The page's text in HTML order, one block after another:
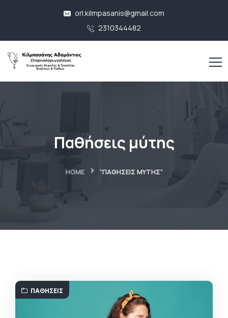
orl.kilmpasanis@gmail.com
2310344482
Παθήσεις μύτης
HOME "ΠΑΘΉΣΕΙΣ ΜΎΤΗΣ"
ΠΑΘΉΣΕΙΣ